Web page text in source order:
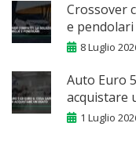
Crossover
e pendolari
8 Luglio
Auto Euro
acquistare
1 Luglio